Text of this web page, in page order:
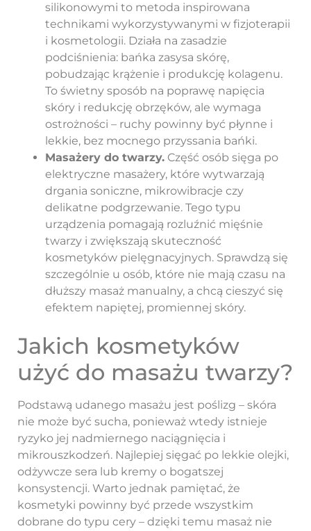
silikonowymi to metoda inspirowana
technikami wykorzystywanymi w fizjoterapii
i kosmetologii. Działa na zasadzie
podciśnienia: bańka zasysa skórę,
pobudzając krążenie i produkcję kolagenu.
To świetny sposób na poprawę napięcia
skóry i redukcję obrzęków, ale wymaga
ostrożności – ruchy powinny być płynne i
lekkie, bez mocnego przyssania bańki.
Masażery do twarzy. Część osób sięga po
elektryczne masażery, które wytwarzają
drgania soniczne, mikrowibracje czy
delikatne podgrzewanie. Tego typu
urządzenia pomagają rozluźnić mięśnie
twarzy i zwiększają skuteczność
kosmetyków pielęgnacyjnych. Sprawdzą się
szczególnie u osób, które nie mają czasu na
dłuższy masaż manualny, a chcą cieszyć się
efektem napiętej, promiennej skóry.
Jakich kosmetyków
użyć do masażu twarzy?
Podstawą udanego masażu jest poślizg – skóra
nie może być sucha, ponieważ wtedy istnieje
ryzyko jej nadmiernego naciągnięcia i
mikrouszkodzeń. Najlepiej sięgać po lekkie olejki,
odżywcze sera lub kremy o bogatszej
konsystencji. Warto jednak pamiętać, że
kosmetyki powinny być przede wszystkim
dobrane do typu cery – dzięki temu masaż nie